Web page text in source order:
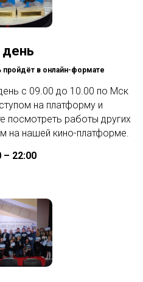
день
пройдёт в онлайн-формате
с 09.00 до 10.00 по Мск
на платформу и
работы других
на нашей кино-платформе.
– 22:00